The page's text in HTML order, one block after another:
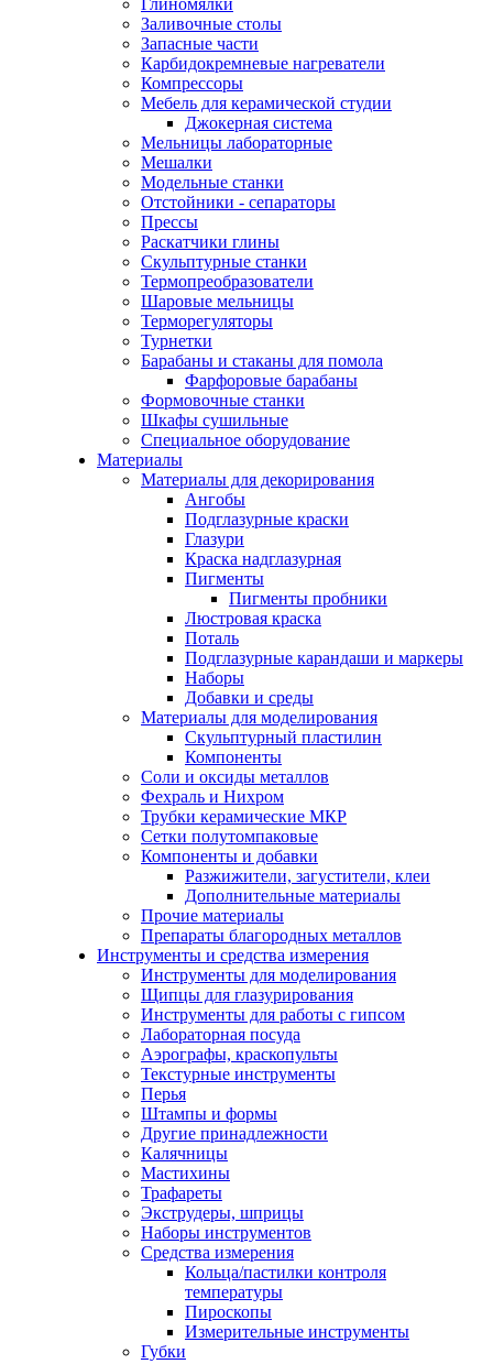
Глиномялки
Заливочные столы
Запасные части
Карбидокремневые нагреватели
Компрессоры
Мебель для керамической студии
Джокерная система
Мельницы лабораторные
Мешалки
Модельные станки
Отстойники - сепараторы
Прессы
Раскатчики глины
Скульптурные станки
Термопреобразователи
Шаровые мельницы
Терморегуляторы
Турнетки
Барабаны и стаканы для помола
Фарфоровые барабаны
Формовочные станки
Шкафы сушильные
Специальное оборудование
Материалы
Материалы для декорирования
Ангобы
Подглазурные краски
Глазури
Краска надглазурная
Пигменты
Пигменты пробники
Люстровая краска
Поталь
Подглазурные карандаши и маркеры
Наборы
Добавки и среды
Материалы для моделирования
Скульптурный пластилин
Компоненты
Соли и оксиды металлов
Фехраль и Нихром
Трубки керамические МКР
Сетки полутомпаковые
Компоненты и добавки
Разжижители, загустители, клеи
Дополнительные материалы
Прочие материалы
Препараты благородных металлов
Инструменты и средства измерения
Инструменты для моделирования
Щипцы для глазурирования
Инструменты для работы с гипсом
Лабораторная посуда
Аэрографы, краскопульты
Текстурные инструменты
Перья
Штампы и формы
Другие принадлежности
Калячницы
Мастихины
Трафареты
Экструдеры, шприцы
Наборы инструментов
Средства измерения
Кольца/пастилки контроля
температуры
Пироскопы
Измерительные инструменты
Губки